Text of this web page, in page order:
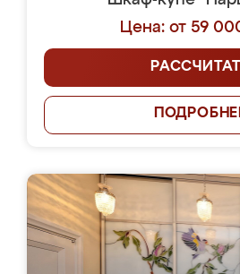
Цена: от 59